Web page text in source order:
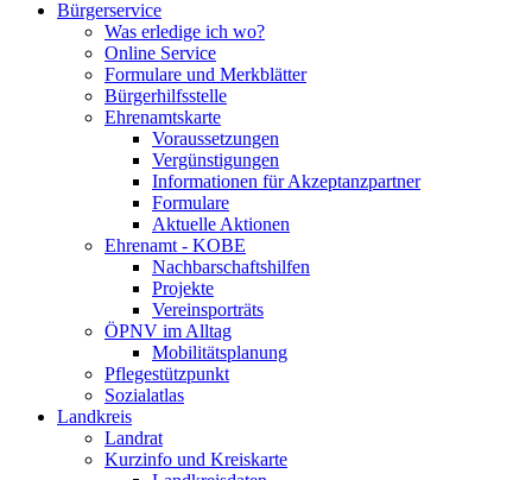
Bürgerservice
Was erledige ich wo?
Online Service
Formulare und Merkblätter
Bürgerhilfsstelle
Ehrenamtskarte
Voraussetzungen
Vergünstigungen
Informationen für Akzeptanzpartner
Formulare
Aktuelle Aktionen
Ehrenamt - KOBE
Nachbarschaftshilfen
Projekte
Vereinsporträts
ÖPNV im Alltag
Mobilitätsplanung
Pflegestützpunkt
Sozialatlas
Landkreis
Landrat
Kurzinfo und Kreiskarte